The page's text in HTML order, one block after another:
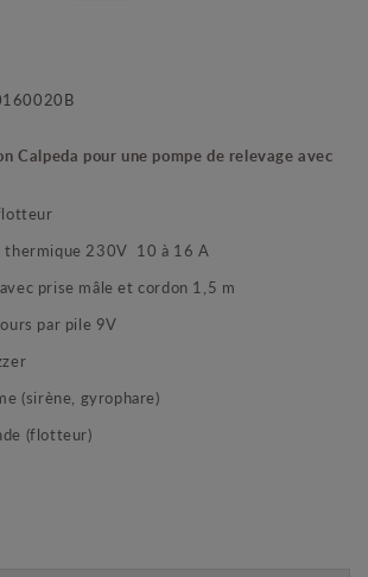
Calpeda pour une pompe de relevage avec
thermique 230V 10 à 16 A
prise mâle et cordon 1,5 m
par pile 9V
(sirène, gyrophare)
(flotteur)